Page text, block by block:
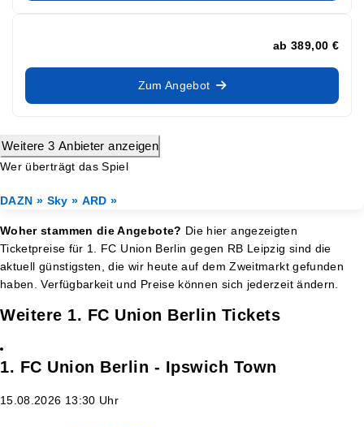
ab 389,00 €
Zum Angebot
Weitere 3 Anbieter anzeigen
Wer überträgt das Spiel
DAZN » Sky » ARD »
Woher stammen die Angebote? Die hier angezeigten
Ticketpreise für 1. FC Union Berlin gegen RB Leipzig sind die
aktuell günstigsten, die wir heute auf dem Zweitmarkt gefunden
haben. Verfügbarkeit und Preise können sich jederzeit ändern.
Weitere 1. FC Union Berlin Tickets
1. FC Union Berlin - Ipswich Town
15.08.2026 13:30 Uhr